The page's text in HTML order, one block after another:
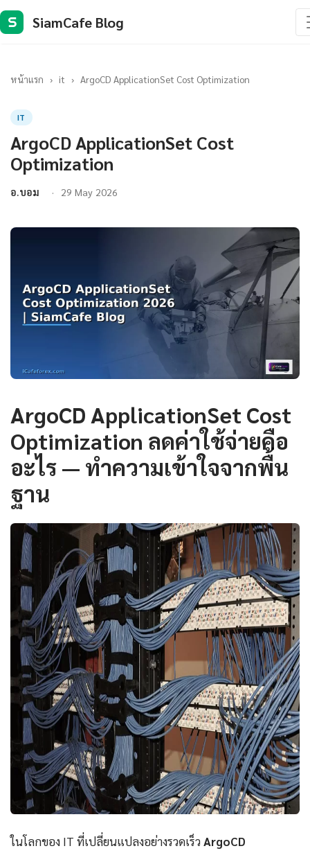
S SiamCafe Blog
หน้าแรก › it › ArgoCD ApplicationSet Cost Optimization
IT
ArgoCD ApplicationSet Cost
Optimization
อ.บอม 29 May 2026
ArgoCD ApplicationSet Cost
Optimization ลดค่าใช้จ่ายคือ
อะไร — ทำความเข้าใจจากพื้น
ฐาน
ในโลกของ IT ที่เปลี่ยนแปลงอย่างรวดเร็วArgoCD